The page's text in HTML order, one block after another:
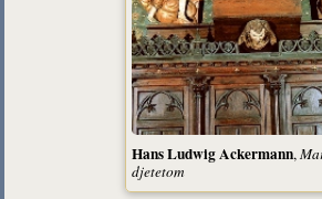
Hans Ludwig Ackermann,
djetetom